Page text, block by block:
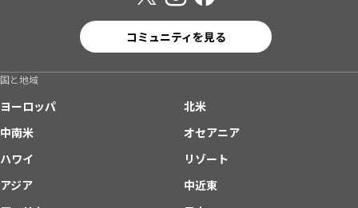
コミュニティを見る
国と地域
ヨーロッパ
北米
中南米
オセアニア
ハワイ
リゾート
アジア
中近東